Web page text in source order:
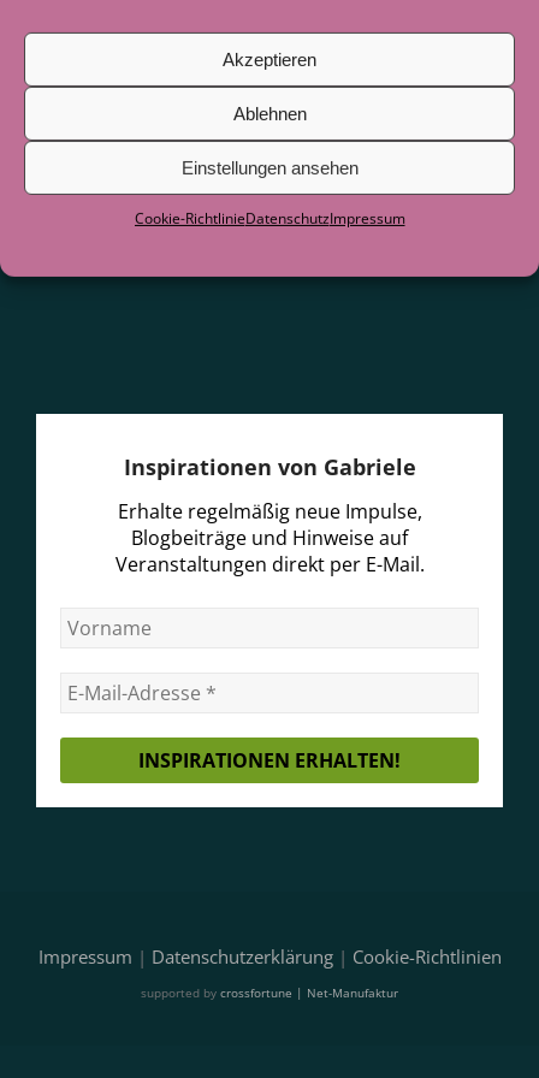
Akzeptieren
Ablehnen
Einstellungen ansehen
Cookie-RichtlinieDatenschutzImpressum
Juni 2026
Als der See zum Lehrer wurde29. Juni
Inspirationen von Gabriele
Erhalte regelmäßig neue Impulse,
Blogbeiträge und Hinweise auf
Veranstaltungen direkt per E-Mail.
Impressum | Datenschutzerklärung| Cookie-Richtlinien
supported by crossfortune | Net-Manufaktur